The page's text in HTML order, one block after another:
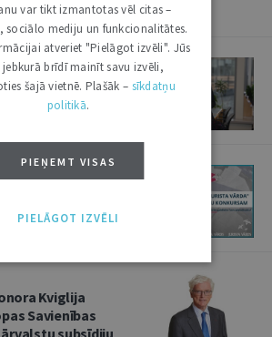
starptautiskajām tiesībām
rakstus Baltijas
gadagrāmatai
jaunos
ikgadējam
Kviglija
Savienības
subsīdiju
var tikt izmantotas vēl citas –
sociālo mediju un funkcionalitātes.
atveriet "Pielāgot izvēli". Jūs
brīdī mainīt savu izvēli,
šajā vietnē. Plašāk – sīkdatņu
politikā.
PIEŅEMT VISAS
PIELĀGOT IZVĒLI